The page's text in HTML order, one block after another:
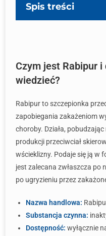
Spis treści
Czym jest Rabipur
wiedzieć?
Rabipur to szczepionka
zapobiegania zakażeniom
choroby. Działa,
produkcji przeciwciał
wścieklizny. Podaje się ją w
jest zalecana zwłaszcza po
po ugryzieniu przez
Nazwa handlowa:
Substancja czynna:
Dostępność: wyłącznie